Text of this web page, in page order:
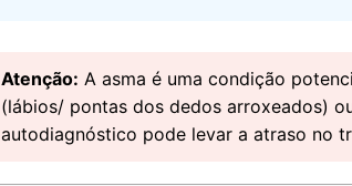
Atenção: A asma é uma condição
(lábios/ pontas dos dedos arroxeados)
autodiagnóstico pode levar a atraso no